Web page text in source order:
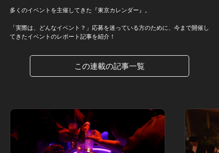
多くのイベントを主催してきた『東京カレンダー』。
「実際は、どんなイベント？」応募を迷っている方のために、今まで開催し
てきたイベントのレポート記事を紹介！
この連載の記事一覧